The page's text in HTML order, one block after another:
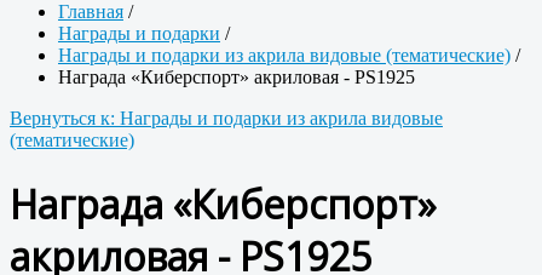
Главная /
Награды и подарки /
Награды и подарки из акрила видовые (тематические) /
Награда «Киберспорт» акриловая - PS1925
Вернуться к: Награды и подарки из акрила видовые
(тематические)
Награда «Киберспорт»
акриловая - PS1925